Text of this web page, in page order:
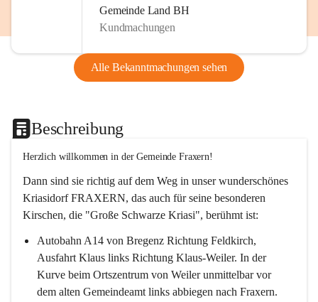
Gemeinde Land BH
Kundmachungen
Alle Bekanntmachungen sehen
Beschreibung
Herzlich willkommen in der Gemeinde Fraxern!
Dann sind sie richtig auf dem Weg in unser wunderschönes
Kriasidorf FRAXERN, das auch für seine besonderen
Kirschen, die "Große Schwarze Kriasi", berühmt ist:
Autobahn A14 von Bregenz Richtung Feldkirch,
Ausfahrt Klaus links Richtung Klaus-Weiler. In der
Kurve beim Ortszentrum von Weiler unmittelbar vor
dem alten Gemeindeamt links abbiegen nach Fraxern.